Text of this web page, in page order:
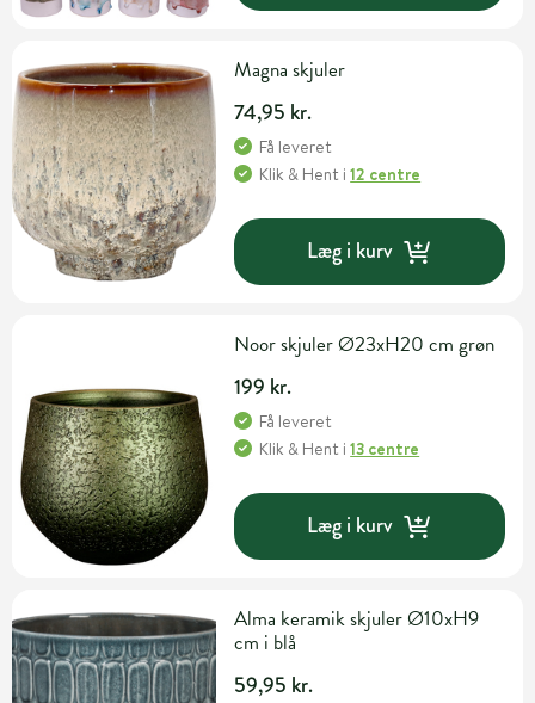
Magna skjuler
74,95 kr.
Få leveret
Klik & Hent i12 centre
Læg i kurv
Noor skjuler Ø23xH20 cm grøn
199 kr.
Få leveret
Klik & Hent i13 centre
Læg i kurv
Alma keramik skjuler Ø10xH9
cm i blå
59,95 kr.